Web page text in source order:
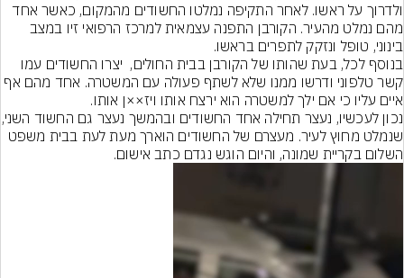
ולדרוך על ראשו. לאחר התקיפה נמלטו החשודים מהמקום, כאשר אחד
בינוני, טופל ונזקק לתפרים בראשו.
איים עליו כי אם ילך למשטרה הוא ירצח אותו ויז××ן אותו.
השלום בקריית שמונה, והיום הוגש נגדם כתב אישום.